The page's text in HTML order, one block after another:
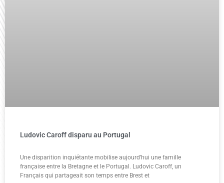
Ludovic Caroff disparu au Portugal
Une disparition inquiétante mobilise aujourd’hui une famille
française entre la Bretagne et le Portugal. Ludovic Caroff, un
Français qui partageait son temps entre Brest et